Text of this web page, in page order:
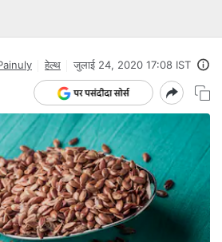
हेल्थ जुलाई 24, 2020 17:08 IST